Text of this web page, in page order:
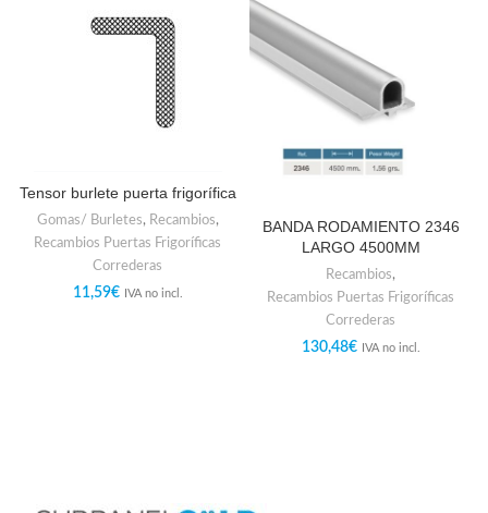
Tensor burlete puerta frigorífica
Gomas/ Burletes, Recambios,
Recambios Puertas Frigoríficas
Correderas
11,59€ IVA no incl.
BANDA RODAMIENTO 2346
LARGO 4500MM
Recambios,
Recambios Puertas Frigoríficas
Correderas
130,48€ IVA no incl.